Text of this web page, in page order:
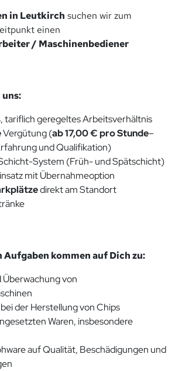
in Leutkirch suchen wir zum
einen
/ Maschinenbediener
, tariflich geregeltes Arbeitsverhältnis
Vergütung (ab 17,00 € pro Stunde–
und Qualifikation)
System (Früh- und Spätschicht)
mit Übernahmeoption
direkt am Standort
Aufgaben kommen auf Dich zu:
von
der Herstellung von Chips
Waren, insbesondere
auf Qualität, Beschädigungen und